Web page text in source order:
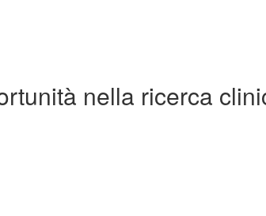
nella ricerca